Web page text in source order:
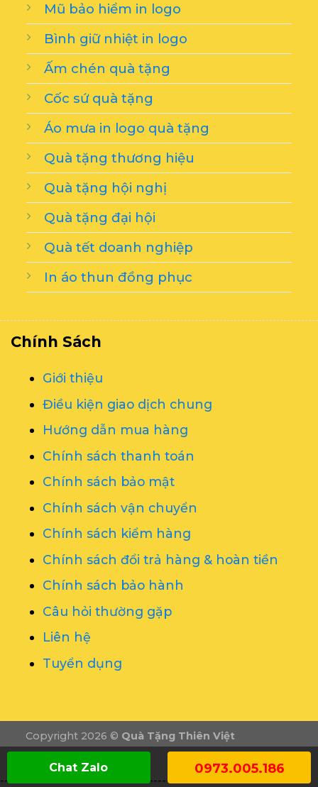
Mũ bảo hiểm in logo
Bình giữ nhiệt in logo
Ấm chén quà tặng
Cốc sứ quà tặng
Áo mưa in logo quà tặng
Quà tặng thương hiệu
Quà tặng hội nghị
Quà tặng đại hội
Quà tết doanh nghiệp
In áo thun đồng phục
Chính Sách
Giới thiệu
Điều kiện giao dịch chung
Hướng dẫn mua hàng
Chính sách thanh toán
Chính sách bảo mật
Chính sách vận chuyển
Chính sách kiểm hàng
Chính sách đổi trả hàng & hoàn tiền
Chính sách bảo hành
Câu hỏi thường gặp
Liên hệ
Tuyển dụng
Copyright 2026 © Quà Tặng Thiên Việt
tranh tường Tổ chức sự kiện Nghệ An
Chat Zalo 0973.005.186
-------------------------------------------